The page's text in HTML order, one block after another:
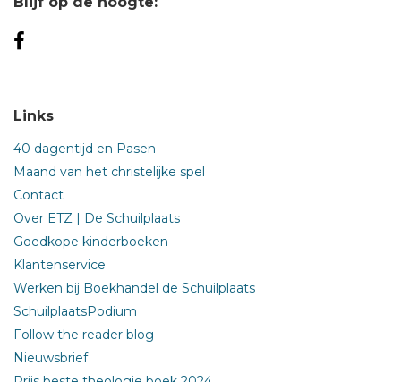
Links
40 dagentijd en Pasen
Maand van het christelijke spel
Contact
Over ETZ | De Schuilplaats
Goedkope kinderboeken
Klantenservice
Werken bij Boekhandel de Schuilplaats
SchuilplaatsPodium
Follow the reader blog
Nieuwsbrief